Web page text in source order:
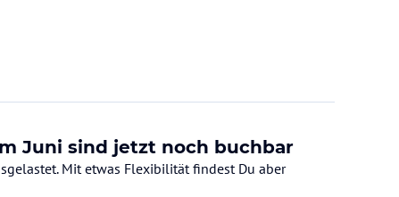
Juni sind jetzt noch buchbar
Mit etwas Flexibilität findest Du aber